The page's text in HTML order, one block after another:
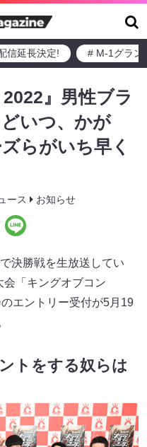
信延長決定! # M-1グラン
』男性ブラ
いつ、かが
らがいち早く
ース お知らせ
決勝戦を生放送してい
会「キングオブコン
エントリー受付が5月19
トをする奴らは